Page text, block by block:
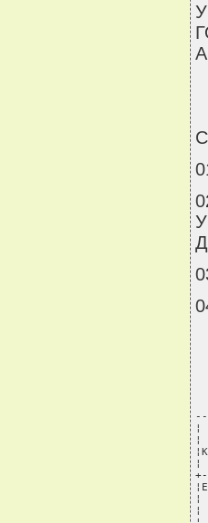
-------------+-------------------+----T-------------+-------+---------+----------+--------
¦   Номер    ¦                   ¦    ¦             ¦       ¦Стоимость¦